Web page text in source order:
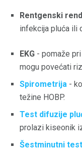
Rentgenski
infekcija pluća ili
EKG - pomaže
mogu povećati
Spirometrija -
težine HOBP.
Test difuzije
prolazi kiseonik
Šestminutni